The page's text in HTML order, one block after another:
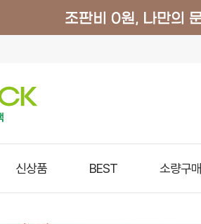
신상품 BEST 소량구매